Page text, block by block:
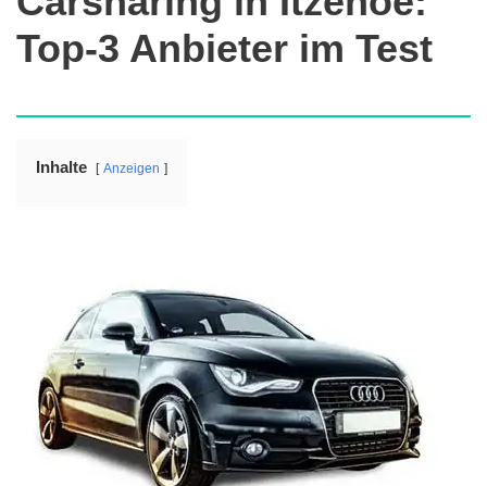
Top-3 Anbieter im Test
Inhalte Anzeigen